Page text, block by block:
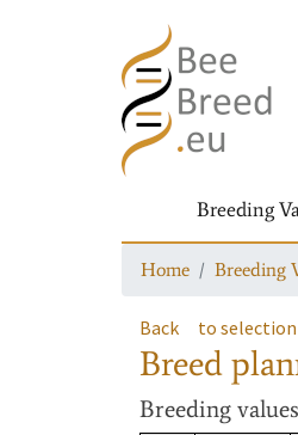
Breeding
Home Breeding
Back to
Breed
Breeding values